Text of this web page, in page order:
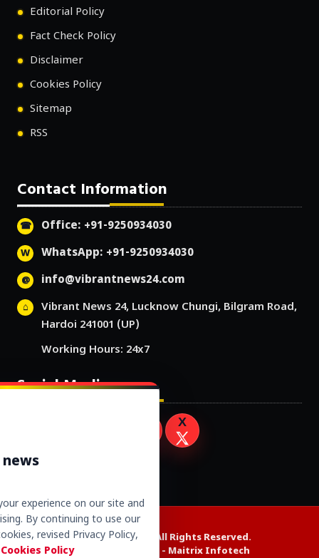
Editorial Policy
Fact Check Policy
Disclaimer
Cookies Policy
Sitemap
RSS
Contact Information
Office: +91-9250934030
WhatsApp: +91-9250934030
info@vibrantnews24.com
Vibrant News 24, Lucknow Chungi, Bilgram Road,
Hardoi 241001 (UP)
Working Hours: 24x7
Social Media
Copyright © 2026. All Rights Reserved.
Website Design by - Maitrix Infotech
experience on our site and
By continuing to use our
revised Privacy Policy,
Policy